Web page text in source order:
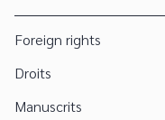
Foreign rights
Droits
Manuscrits